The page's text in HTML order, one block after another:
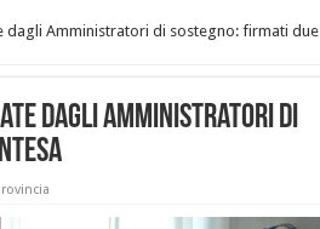
dagli Amministratori di sostegno: firmati due
dagli Amministratori di